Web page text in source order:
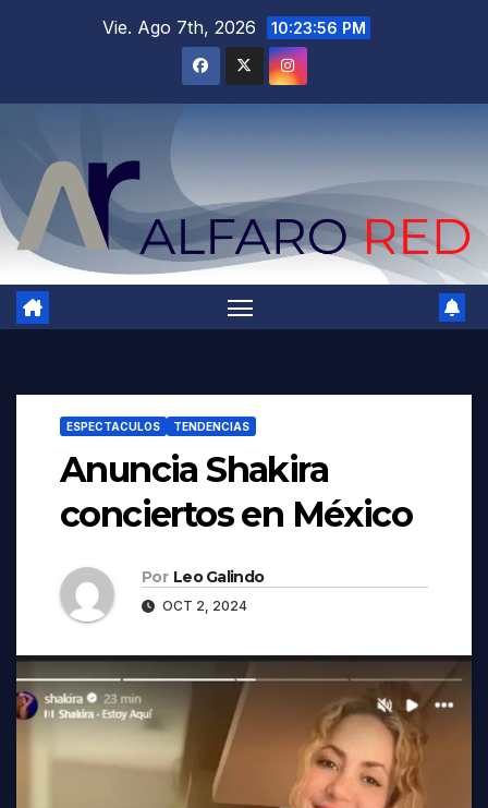
Vie. Ago 7th, 2026 10:23:58 PM
ESPECTACULOS TENDENCIAS
Anuncia Shakira
conciertos en México
Por Leo Galindo
OCT 2, 2024